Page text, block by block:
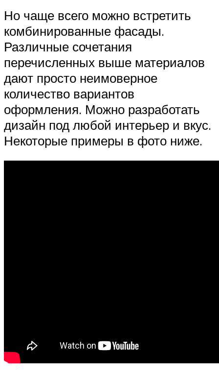
Но чаще всего можно встретить
комбинированные фасады.
Различные сочетания
перечисленных выше материалов
дают просто неимоверное
количество вариантов
оформления. Можно разработать
дизайн под любой интерьер и вкус.
Некоторые примеры в фото ниже.